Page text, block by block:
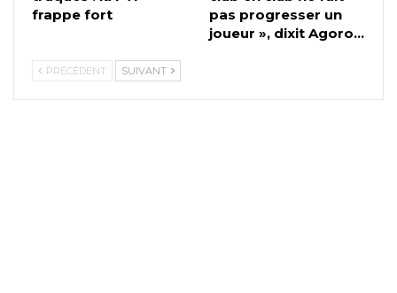
frappe fort
pas progresser un
joueur », dixit Agoro…
PRÉCÉDENT SUIVANT